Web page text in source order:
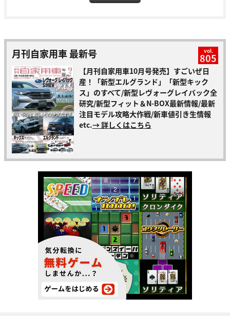
月刊自家用車 最新号 vol.
805
【月刊自家用車10月号発売】すごいぜ日
産！「新型エルグランド」「新型キック
ス」のすべて/新型レヴォーグレイバック全
研究/新型フィット＆N-BOX最新情報/最新
注目モデル攻略大作戦/新車値引き生情報
etc.→ 詳しくはこちら